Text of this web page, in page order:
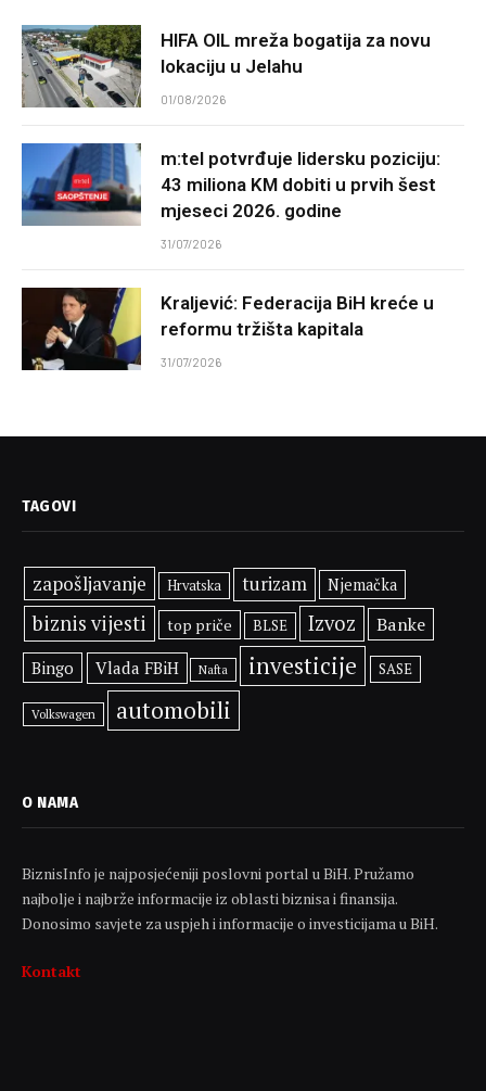
HIFA OIL mreža bogatija za novu
lokaciju u Jelahu
01/08/2026
m:tel potvrđuje lidersku poziciju:
43 miliona KM dobiti u prvih šest
mjeseci 2026. godine
31/07/2026
Kraljević: Federacija BiH kreće u
reformu tržišta kapitala
31/07/2026
TAGOVI
zapošljavanje Hrvatska turizam Njemačka
biznis vijesti top priče BLSE Izvoz Banke
Bingo Vlada FBiH Nafta investicije SASE
Volkswagen automobili
O NAMA
BiznisInfo je najposjećeniji poslovni portal u BiH. Pružamo
najbolje i najbrže informacije iz oblasti biznisa i finansija.
Donosimo savjete za uspjeh i informacije o investicijama u BiH.
Kontakt